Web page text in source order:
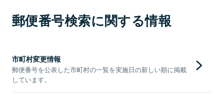
郵便番号検索に関する情報
市町村変更情報
郵便番号を公表した市町村の一覧を実施日の新しい順に掲載
しています。